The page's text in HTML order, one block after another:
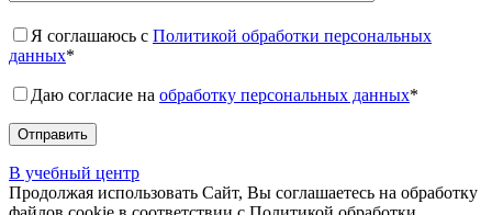
Я соглашаюсь с Политикой обработки персональных
данных*
Даю согласие на обработку персональных данных*
В учебный центр
Продолжая использовать Сайт, Вы соглашаетесь на обработку